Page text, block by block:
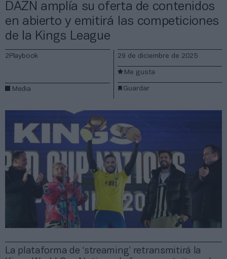
DAZN amplía su oferta de contenidos
en abierto y emitirá las competiciones
de la Kings League
La plataforma de ‘streaming’ retransmitirá la
2Playbook
Media
29 de diciembre de 2025
Guardar
Me gusta